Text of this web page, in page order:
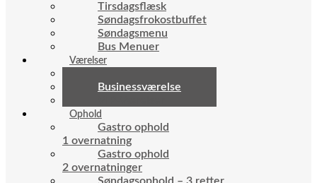
Tirsdagsflæsk
Søndagsfrokostbuffet
Søndagsmenu
Bus Menuer
Værelser
Businessværelse
Ophold
Gastro ophold
1 overnatning
Gastro ophold
2 overnatninger